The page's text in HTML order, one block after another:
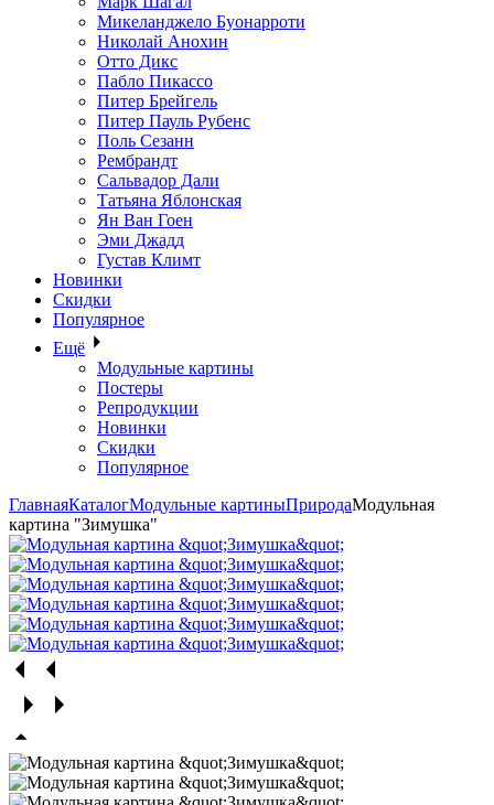
Микеланджело Буонарроти
Николай Анохин
Отто Дикс
Пабло Пикассо
Питер Брейгель
Питер Пауль Рубенс
Поль Сезанн
Рембрандт
Сальвадор Дали
Татьяна Яблонская
Ян Ван Гоен
Эми Джадд
Густав Климт
Новинки
Скидки
Популярное
Ещё
Модульные картины
Постеры
Репродукции
Новинки
Скидки
Популярное
ГлавнаяКаталогМодульные картиныПриродаМодульная
картина "Зимушка"